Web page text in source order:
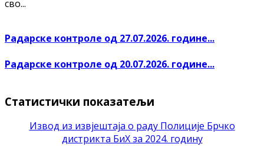
сво...
Радарске контроле од 27.07.2026. године...
Радарске контроле од 20.07.2026. године...
Статистички показатељи
Извод из извјештаја о раду Полиције Брчко
дистрикта БиХ за 2024. годину